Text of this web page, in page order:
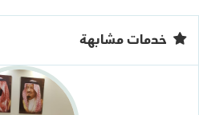
خدمات مشابهة